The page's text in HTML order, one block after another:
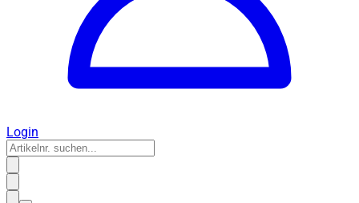
Login